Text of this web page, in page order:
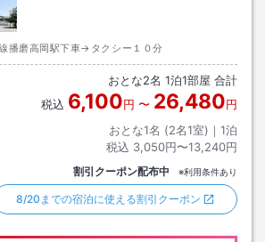
線播磨高岡駅下車→タクシー１０分
おとな2名 1泊1部屋 合計
税込 6,100円 〜 26,480円
おとな1名 (2名1室)｜ 1泊
税込 3,050円〜13,240円
割引クーポン配布中 ※利用条件あり
8/20までの宿泊に使える割引クーポン